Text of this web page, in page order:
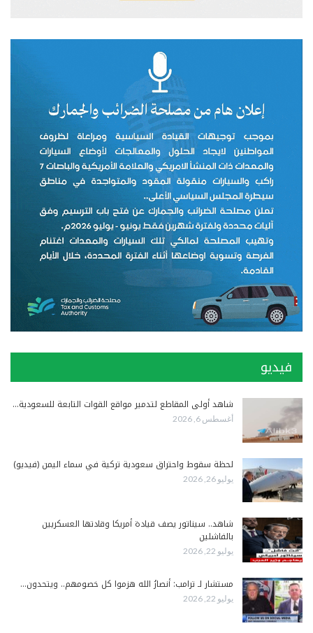
فيديو
شاهد أولى المقاطع لتدمير مواقع القوات التابعة للسعودية…
أغسطس 6, 2026
لحظة سقوط واحتراق سعودية تركية في سماء اليمن (فيديو)
يوليو 26, 2026
شاهد.. سيناتور يصف قيادة أمريكا وقادتها العسكريين
بالفاشلين
يوليو 22, 2026
مستشار لـ ترامب: أنصارُ الله هزموا كل خصومهم.. ويتحدون…
يوليو 22, 2026